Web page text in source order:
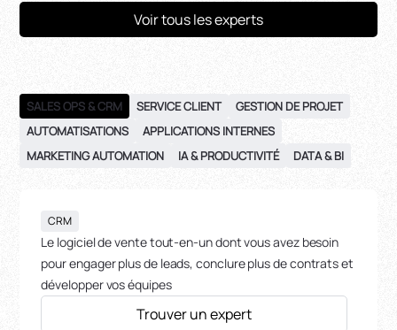
Voir tous les experts
SALES OPS & CRM SERVICE CLIENT
GESTION DE PROJET
AUTOMATISATIONS
APPLICATIONS INTERNES
MARKETING AUTOMATION
IA & PRODUCTIVITÉ DATA & BI
CRM
Le logiciel de vente tout-en-un dont vous avez besoin
pour engager plus de leads, conclure plus de contrats et
développer vos équipes
Trouver un expert